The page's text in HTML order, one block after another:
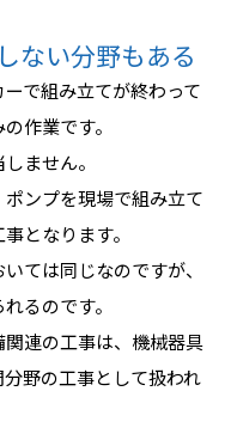
ない分野もある
で組み立てが終わって
作業です。
ません。
ンプを現場で組み立て
となります。
ては同じなのですが、
るのです。
連の工事は、機械器具
野の工事として扱われ